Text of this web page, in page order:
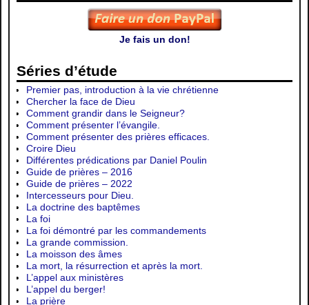
Je fais un don!
Séries d’étude
Premier pas, introduction à la vie chrétienne
Chercher la face de Dieu
Comment grandir dans le Seigneur?
Comment présenter l’évangile.
Comment présenter des prières efficaces.
Croire Dieu
Différentes prédications par Daniel Poulin
Guide de prières – 2016
Guide de prières – 2022
Intercesseurs pour Dieu.
La doctrine des baptêmes
La foi
La foi démontré par les commandements
La grande commission.
La moisson des âmes
La mort, la résurrection et après la mort.
L’appel aux ministères
L’appel du berger!
La prière